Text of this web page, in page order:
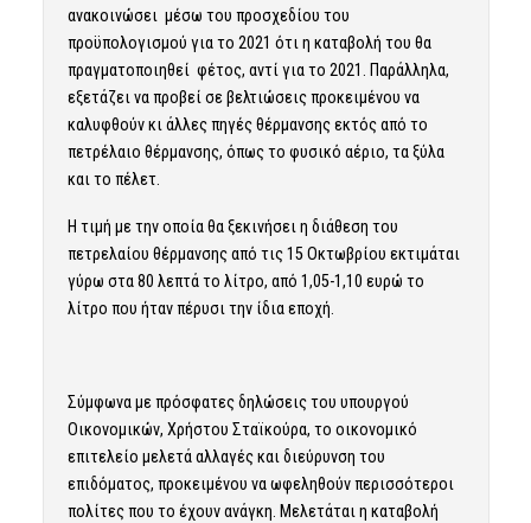
ανακοινώσει μέσω του προσχεδίου του
προϋπολογισμού για το 2021 ότι η καταβολή του θα
πραγματοποιηθεί φέτος, αντί για το 2021. Παράλληλα,
εξετάζει να προβεί σε βελτιώσεις προκειμένου να
καλυφθούν κι άλλες πηγές θέρμανσης εκτός από το
πετρέλαιο θέρμανσης, όπως το φυσικό αέριο, τα ξύλα
και το πέλετ.
Η τιμή με την οποία θα ξεκινήσει η διάθεση του
πετρελαίου θέρμανσης από τις 15 Οκτωβρίου εκτιμάται
γύρω στα 80 λεπτά το λίτρο, από 1,05-1,10 ευρώ το
λίτρο που ήταν πέρυσι την ίδια εποχή.
Σύμφωνα με πρόσφατες δηλώσεις του υπουργού
Οικονομικών, Χρήστου Σταϊκούρα, το οικονομικό
επιτελείο μελετά αλλαγές και διεύρυνση του
επιδόματος, προκειμένου να ωφεληθούν περισσότεροι
πολίτες που το έχουν ανάγκη. Μελετάται η καταβολή